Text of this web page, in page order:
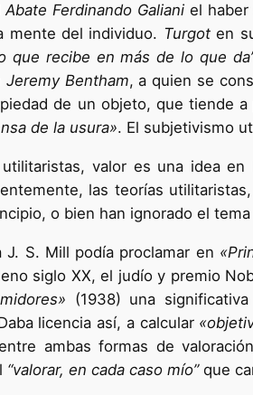
Abate Ferdinando Galiani el
mente del individuo. Turgoten
que recibe en más de lo que
Jeremy Bentham, a quien se
de un objeto, que tiende
de la usura». El subjetivismo
utilitaristas, valor es una idea
las teorías
o bien han ignorado el
J. S. Mill podía proclamar en
siglo XX, el judío y premio
(1938) una
licencia así, a calcular
ambas formas de
“valorar, en cada caso mío”que